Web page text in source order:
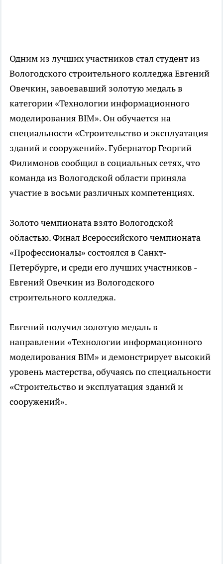
Одним из лучших участников стал студент из
Вологодского строительного колледжа Евгений
Овечкин, завоевавший золотую медаль в
категории «Технологии информационного
моделирования BIM». Он обучается на
специальности «Строительство и эксплуатация
зданий и сооружений». Губернатор Георгий
Филимонов сообщил в социальных сетях, что
команда из Вологодской области приняла
участие в восьми различных компетенциях.
Золото чемпионата взято Вологодской
областью. Финал Всероссийского чемпионата
«Профессионалы» состоялся в Санкт-
Петербурге, и среди его лучших участников -
Евгений Овечкин из Вологодского
строительного колледжа.
Евгений получил золотую медаль в
направлении «Технологии информационного
моделирования BIM» и демонстрирует высокий
уровень мастерства, обучаясь по специальности
«Строительство и эксплуатация зданий и
сооружений».